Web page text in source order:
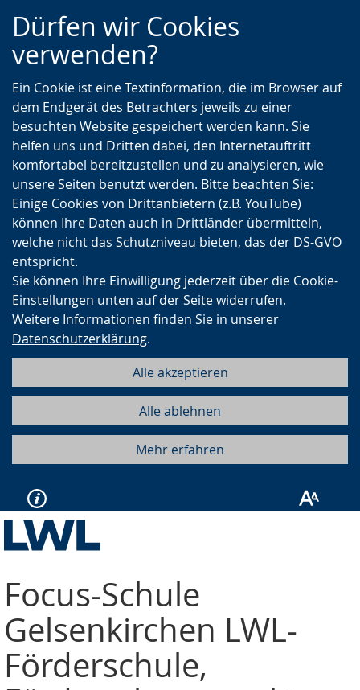
Zur
Hauptnavigation
Zur
Seitennavigation
Zum
Inhalt
Dürfen wir Cookies
verwenden?
Ein Cookie ist eine Textinformation, die im Browser auf
dem Endgerät des Betrachters jeweils zu einer
besuchten Website gespeichert werden kann. Sie
helfen uns und Dritten dabei, den Internetauftritt
komfortabel bereitzustellen und zu analysieren, wie
unsere Seiten benutzt werden. Bitte beachten Sie:
Einige Cookies von Drittanbietern (z.B. YouTube)
können Ihre Daten auch in Drittländer übermitteln,
welche nicht das Schutzniveau bieten, das der DS-GVO
entspricht.
Sie können Ihre Einwilligung jederzeit über die Cookie-
Einstellungen unten auf der Seite widerrufen.
Weitere Informationen finden Sie in unserer
Datenschutzerklärung.
Alle akzeptieren
Alle ablehnen
Mehr erfahren
Focus-Schule
Gelsenkirchen LWL-
Förderschule,